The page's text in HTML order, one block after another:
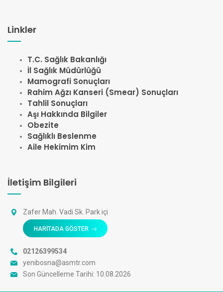
Linkler
T.C. Sağlık Bakanlığı
İl Sağlık Müdürlüğü
Mamografi Sonuçları
Rahim Ağzı Kanseri (Smear) Sonuçları
Tahlil Sonuçları
Aşı Hakkında Bilgiler
Obezite
Sağlıklı Beslenme
Aile Hekimim Kim
İletişim Bilgileri
Zafer Mah. Vadi Sk. Park içi
HARİTADA GÖSTER
02126399534
yenibosna@asmtr.com
Son Güncelleme Tarihi: 10.08.2026